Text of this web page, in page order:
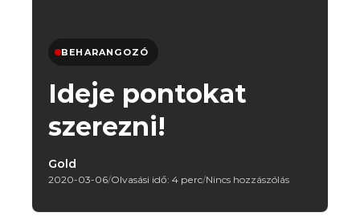
BEHARANGOZÓ
Ideje pontokat
szerezni!
Gold
2020-03-06/Olvasási idő: 4 perc/Nincs hozzászólás